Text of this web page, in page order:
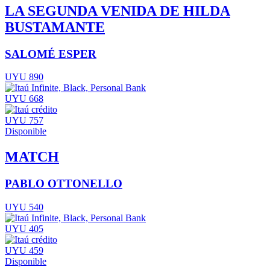
LA SEGUNDA VENIDA DE HILDA
BUSTAMANTE
SALOMÉ ESPER
UYU 890
UYU 668
UYU 757
Disponible
MATCH
PABLO OTTONELLO
UYU 540
UYU 405
UYU 459
Disponible